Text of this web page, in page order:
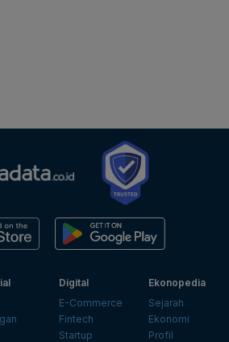
Digital
E-Commerce
Fintech
Startup
Ekonopedia
Sejarah
Ekonomi
Profil